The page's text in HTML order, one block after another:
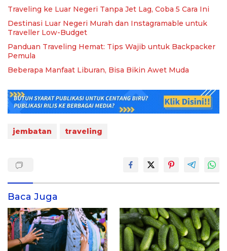
Traveling ke Luar Negeri Tanpa Jet Lag, Coba 5 Cara Ini
Destinasi Luar Negeri Murah dan Instagramable untuk
Traveller Low-Budget
Panduan Traveling Hemat: Tips Wajib untuk Backpacker
Pemula
Beberapa Manfaat Liburan, Bisa Bikin Awet Muda
jembatan traveling
Baca Juga